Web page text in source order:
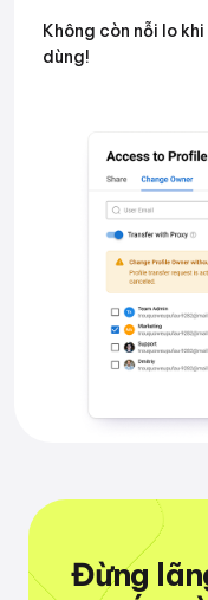
Không còn nỗi lo
dùng!
Đừng